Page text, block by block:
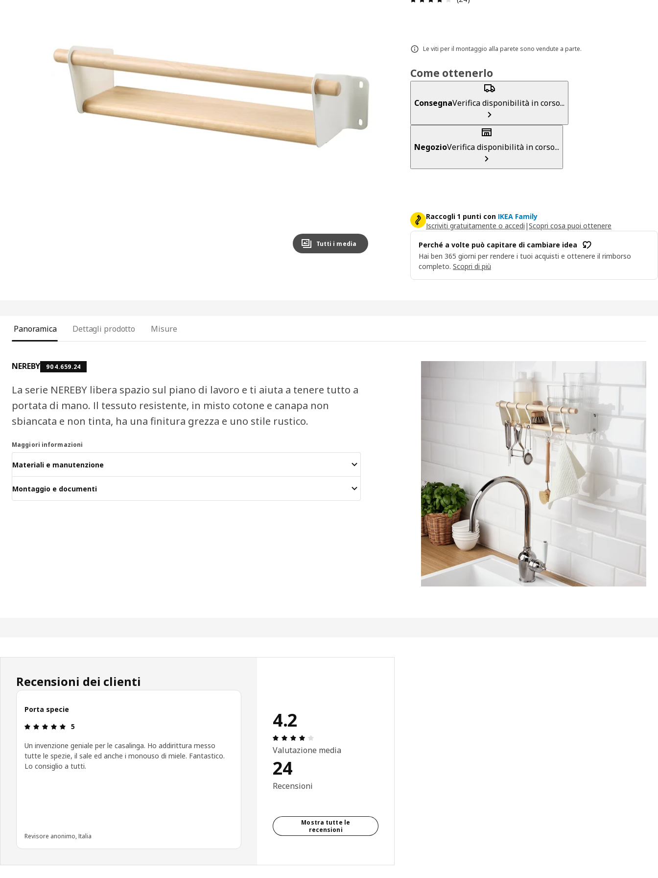
Image zoomed out, normal view
Tutti i media
Le viti per il montaggio alla parete sono vendute a parte.
Come ottenerlo
ConsegnaVerifica disponibilità in corso...
NegozioVerifica disponibilità in corso...
Raccogli 1 punti con IKEA Family
Iscriviti gratuitamente o accedi |Scopri cosa puoi ottenere
Perché a volte può capitare di cambiare idea
Hai ben 365 giorni per rendere i tuoi acquisti e ottenere il rimborso
completo. Scopri di più
Panoramica Dettagli prodotto Misure
NEREBY 904.659.24
La serie NEREBY libera spazio sul piano di lavoro e ti aiuta a tenere tutto a
portata di mano. Il tessuto resistente, in misto cotone e canapa non
sbiancata e non tinta, ha una finitura grezza e uno stile rustico.
Maggiori informazioni
Materiali e manutenzione
Montaggio e documenti
Recensioni dei clienti
Porta specie
Recensione: 5 di 5 stelle.
5
Un invenzione geniale per le casalinga. Ho addirittura messo
tutte le spezie, il sale ed anche i monouso di miele. Fantastico.
Lo consiglio a tutti.
Revisore anonimo, Italia
4.2
Valutazione media
24
Recensioni
Mostra tutte le
recensioni